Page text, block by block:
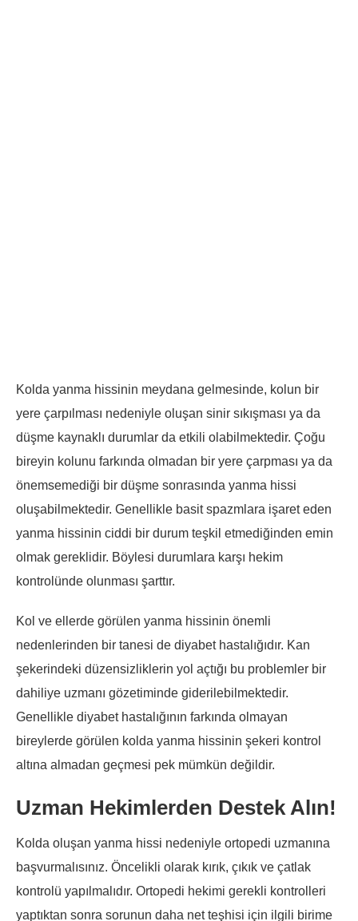
Kolda yanma hissinin meydana gelmesinde, kolun bir
yere çarpılması nedeniyle oluşan sinir sıkışması ya da
düşme kaynaklı durumlar da etkili olabilmektedir. Çoğu
bireyin kolunu farkında olmadan bir yere çarpması ya da
önemsemediği bir düşme sonrasında yanma hissi
oluşabilmektedir. Genellikle basit spazmlara işaret eden
yanma hissinin ciddi bir durum teşkil etmediğinden emin
olmak gereklidir. Böylesi durumlara karşı hekim
kontrolünde olunması şarttır.
Kol ve ellerde görülen yanma hissinin önemli
nedenlerinden bir tanesi de diyabet hastalığıdır. Kan
şekerindeki düzensizliklerin yol açtığı bu problemler bir
dahiliye uzmanı gözetiminde giderilebilmektedir.
Genellikle diyabet hastalığının farkında olmayan
bireylerde görülen kolda yanma hissinin şekeri kontrol
altına almadan geçmesi pek mümkün değildir.
Uzman Hekimlerden Destek Alın!
Kolda oluşan yanma hissi nedeniyle ortopedi uzmanına
başvurmalısınız. Öncelikli olarak kırık, çıkık ve çatlak
kontrolü yapılmalıdır. Ortopedi hekimi gerekli kontrolleri
yaptıktan sonra sorunun daha net teşhisi için ilgili birime